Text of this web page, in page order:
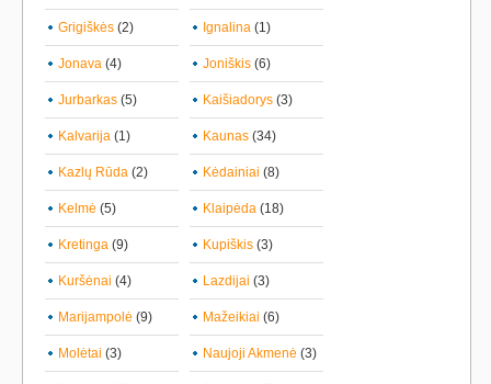
Grigiškės (2) Ignalina (1)
Jonava (4) Joniškis (6)
Jurbarkas (5) Kaišiadorys (3)
Kalvarija (1) Kaunas (34)
Kazlų Rūda (2) Kėdainiai (8)
Kelmė (5) Klaipėda (18)
Kretinga (9) Kupiškis (3)
Kuršėnai (4) Lazdijai (3)
Marijampolė (9) Mažeikiai (6)
Molėtai (3) Naujoji Akmenė (3)